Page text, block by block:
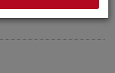
Pflicht­fel­der.